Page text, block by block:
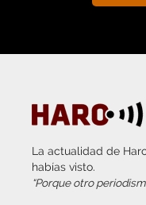
La actualidad de
habías visto.
“Porque otro